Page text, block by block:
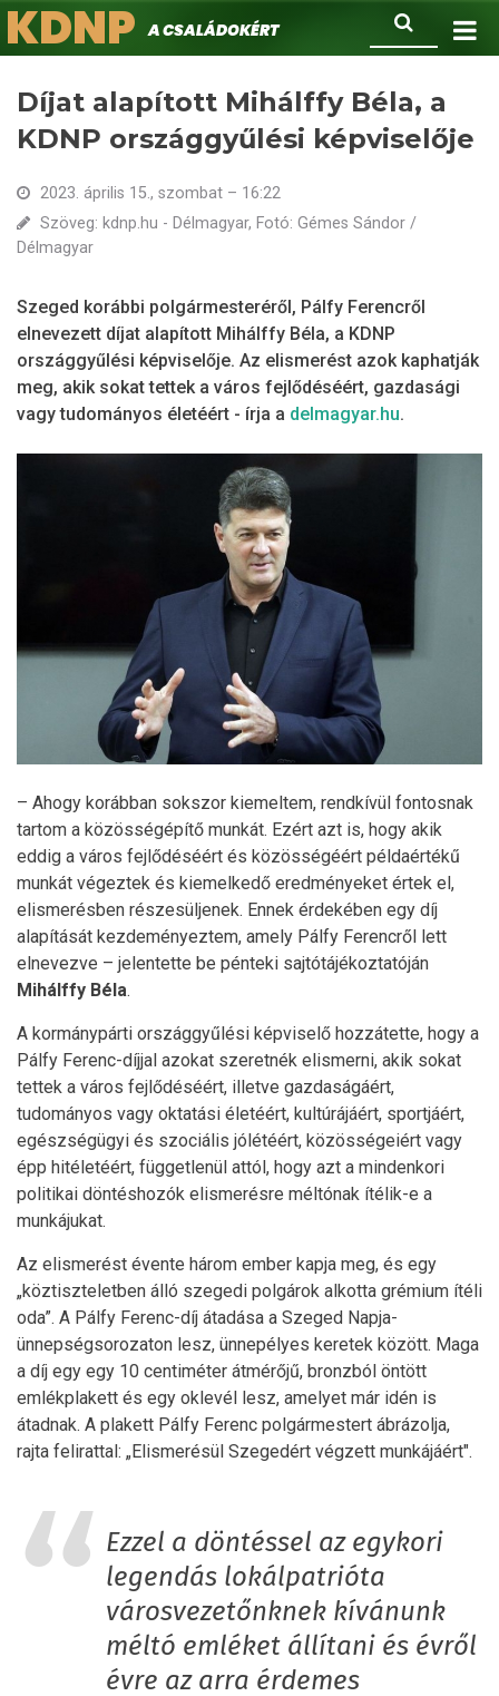
Ugrás
a
Keresés
KDNPA családokért.
Díjat alapított Mihálffy Béla, a
KDNP országgyűlési képviselője
2023. április 15., szombat – 16:22
Szöveg: kdnp.hu - Délmagyar, Fotó: Gémes Sándor /
Délmagyar
Szeged korábbi polgármesteréről, Pálfy Ferencről
elnevezett díjat alapított Mihálffy Béla, a KDNP
országgyűlési képviselője. Az elismerést azok kaphatják
meg, akik sokat tettek a város fejlődéséért, gazdasági
vagy tudományos életéért - írja a delmagyar.hu.
– Ahogy korábban sokszor kiemeltem, rendkívül fontosnak
tartom a közösségépítő munkát. Ezért azt is, hogy akik
eddig a város fejlődéséért és közösségéért példaértékű
munkát végeztek és kiemelkedő eredményeket értek el,
elismerésben részesüljenek. Ennek érdekében egy díj
alapítását kezdeményeztem, amely Pálfy Ferencről lett
elnevezve – jelentette be pénteki sajtótájékoztatóján
Mihálffy Béla.
A kormánypárti országgyűlési képviselő hozzátette, hogy a
Pálfy Ferenc-díjjal azokat szeretnék elismerni, akik sokat
tettek a város fejlődéséért, illetve gazdaságáért,
tudományos vagy oktatási életéért, kultúrájáért, sportjáért,
egészségügyi és szociális jólétéért, közösségeiért vagy
épp hitéletéért, függetlenül attól, hogy azt a mindenkori
politikai döntéshozók elismerésre méltónak ítélik-e a
munkájukat.
Az elismerést évente három ember kapja meg, és egy
„köztiszteletben álló szegedi polgárok alkotta grémium ítéli
oda”. A Pálfy Ferenc-díj átadása a Szeged Napja-
ünnepségsorozaton lesz, ünnepélyes keretek között. Maga
a díj egy egy 10 centiméter átmérőjű, bronzból öntött
emlékplakett és egy oklevél lesz, amelyet már idén is
átadnak. A plakett Pálfy Ferenc polgármestert ábrázolja,
rajta felirattal: „Elismerésül Szegedért végzett munkájáért".
Ezzel a döntéssel az egykori
legendás lokálpatrióta
városvezetőnknek kívánunk
méltó emléket állítani és évről
évre az arra érdemes